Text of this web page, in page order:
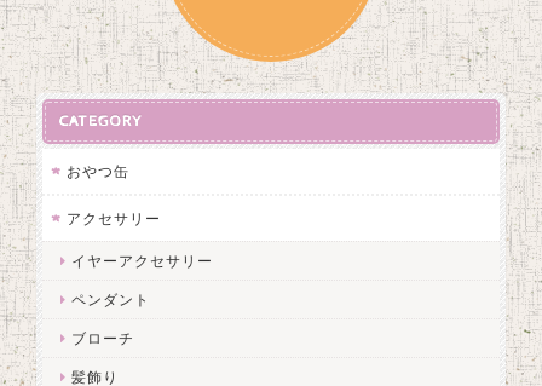
CATEGORY
おやつ缶
アクセサリー
イヤーアクセサリー
ペンダント
ブローチ
髪飾り